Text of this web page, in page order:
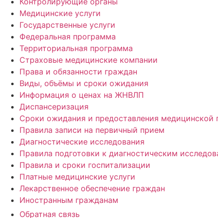
Медицинские услуги
Государственные услуги
Федеральная программа
Территориальная программа
Страховые медицинские компании
Права и обязанности граждан
Виды, объёмы и сроки ожидания
Информация о ценах на ЖНВЛП
Диспансеризация
Сроки ожидания и предоставления
Правила записи на первичный прием
Диагностические исследования
Правила подготовки к диагностическим
Правила и сроки госпитализации
Платные медицинские услуги
Лекарственное обеспечение граждан
Иностранным гражданам
Обратная связь